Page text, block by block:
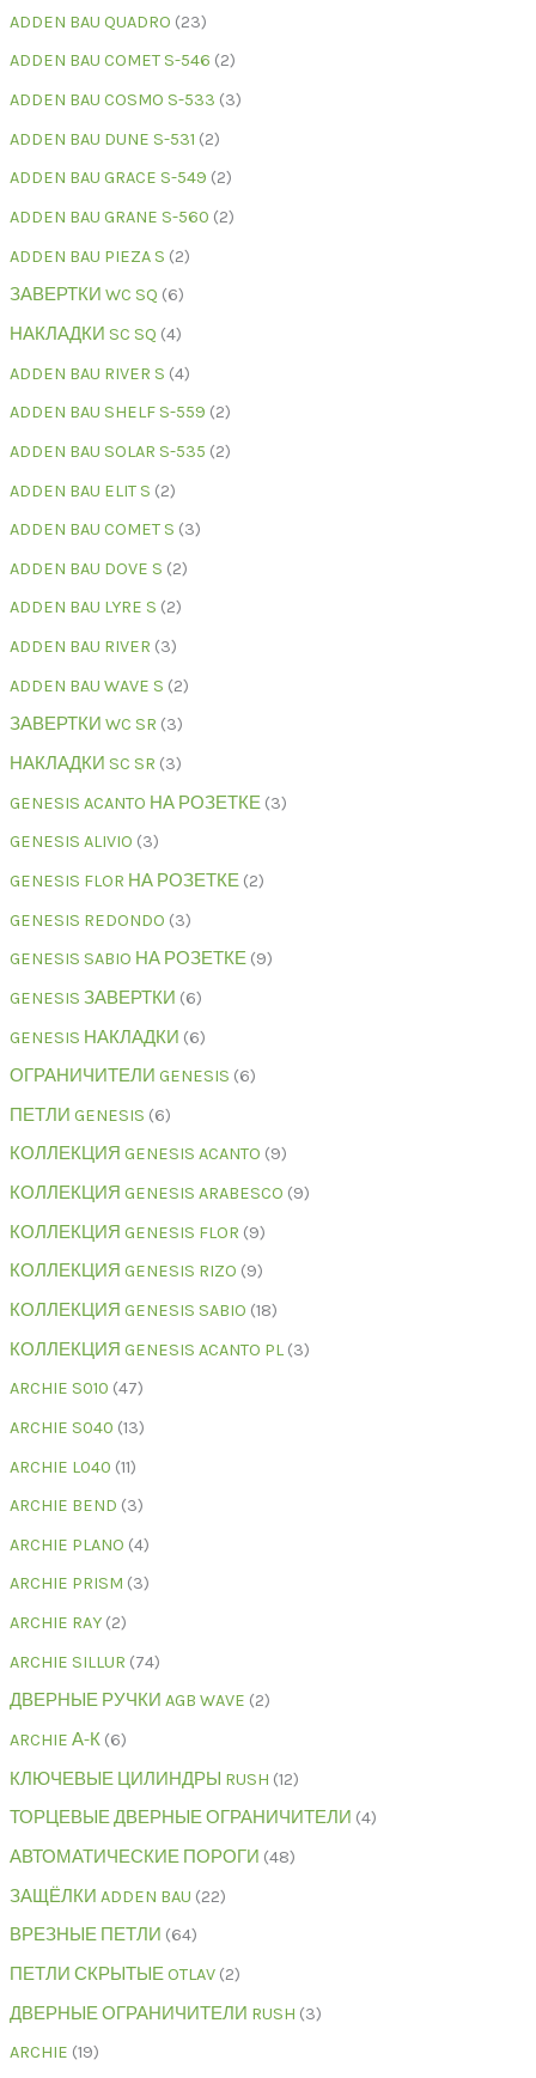
ADDEN BAU QUADRO 23
ADDEN BAU COMET S-546 2
ADDEN BAU COSMO S-533 3
ADDEN BAU DUNE S-531 2
ADDEN BAU GRACE S-549 2
ADDEN BAU GRANE S-560 2
ADDEN BAU PIEZA S 2
ЗАВЕРТКИ WC SQ 6
НАКЛАДКИ SC SQ 4
ADDEN BAU RIVER S 4
ADDEN BAU SHELF S-559 2
ADDEN BAU SOLAR S-535 2
ADDEN BAU ELIT S 2
ADDEN BAU COMET S 3
ADDEN BAU DOVE S 2
ADDEN BAU LYRE S 2
ADDEN BAU RIVER 3
ADDEN BAU WAVE S 2
ЗАВЕРТКИ WC SR 3
НАКЛАДКИ SC SR 3
GENESIS ACANTO НА РОЗЕТКЕ 3
GENESIS ALIVIO 3
GENESIS FLOR НА РОЗЕТКЕ 2
GENESIS REDONDO 3
GENESIS SABIO НА РОЗЕТКЕ 9
GENESIS ЗАВЕРТКИ 6
GENESIS НАКЛАДКИ 6
ОГРАНИЧИТЕЛИ GENESIS 6
ПЕТЛИ GENESIS 6
КОЛЛЕКЦИЯ GENESIS ACANTO 9
КОЛЛЕКЦИЯ GENESIS ARABESCO 9
КОЛЛЕКЦИЯ GENESIS FLOR 9
КОЛЛЕКЦИЯ GENESIS RIZO 9
КОЛЛЕКЦИЯ GENESIS SABIO 18
КОЛЛЕКЦИЯ GENESIS ACANTO PL 3
ARCHIE S010 47
ARCHIE S040 13
ARCHIE L040 11
ARCHIE BEND 3
ARCHIE PLANO 4
ARCHIE PRISM 3
ARCHIE RAY 2
ARCHIE SILLUR 74
ДВЕРНЫЕ РУЧКИ AGB WAVE 2
ARCHIE А-К 6
КЛЮЧЕВЫЕ ЦИЛИНДРЫ RUSH 12
ТОРЦЕВЫЕ ДВЕРНЫЕ ОГРАНИЧИТЕЛИ 4
АВТОМАТИЧЕСКИЕ ПОРОГИ 48
ЗАЩЁЛКИ ADDEN BAU 22
ВРЕЗНЫЕ ПЕТЛИ 64
ПЕТЛИ СКРЫТЫЕ OTLAV 2
ДВЕРНЫЕ ОГРАНИЧИТЕЛИ RUSH 3
ARCHIE 19